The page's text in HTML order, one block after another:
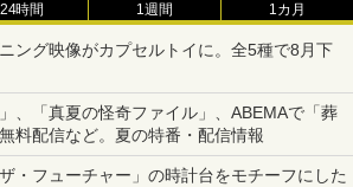
24時間 1週間 1カ月
ング映像がカプセルトイに。全5種で8月下
、「真夏の怪奇ファイル」、ABEMAで「葬
料配信など。夏の特番・配信情報
・フューチャー」の時計台をモチーフにした